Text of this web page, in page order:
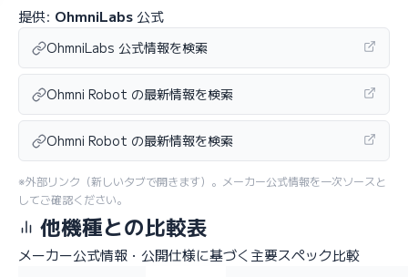
提供: OhmniLabs公式
OhmniLabs 公式情報を検索
Ohmni Robot の最新情報を検索
Ohmni Robot の最新情報を検索
※外部リンク（新しいタブで開きます）。メーカー公式情報を一次ソースと
してご確認ください。
他機種との比較表
メーカー公式情報・公開仕様に基づく主要スペック比較